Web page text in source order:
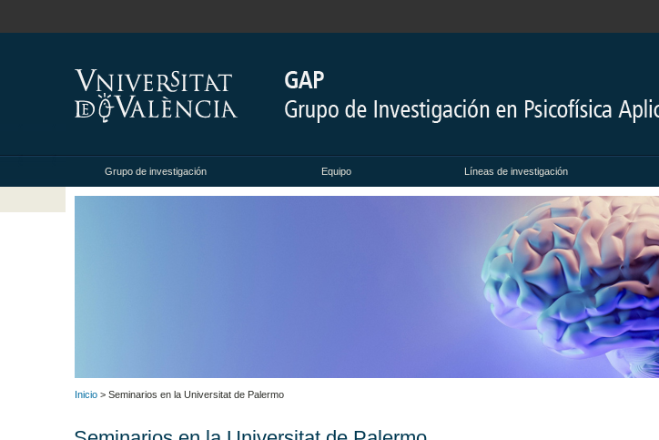
Grupo de investigación Equipo Líneas de investigación
Inicio > Seminarios en la Universitat de Palermo